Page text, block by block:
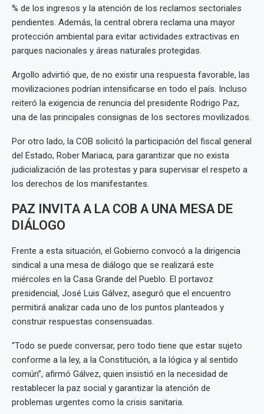
% de los ingresos y la atención de los reclamos sectoriales
pendientes. Además, la central obrera reclama una mayor
protección ambiental para evitar actividades extractivas en
parques nacionales y áreas naturales protegidas.
Argollo advirtió que, de no existir una respuesta favorable, las
movilizaciones podrían intensificarse en todo el país. Incluso
reiteró la exigencia de renuncia del presidente Rodrigo Paz,
una de las principales consignas de los sectores movilizados.
Por otro lado, la COB solicitó la participación del fiscal general
del Estado, Rober Mariaca, para garantizar que no exista
judicialización de las protestas y para supervisar el respeto a
los derechos de los manifestantes.
PAZ INVITA A LA COB A UNA MESA DE
DIÁLOGO
Frente a esta situación, el Gobierno convocó a la dirigencia
sindical a una mesa de diálogo que se realizará este
miércoles en la Casa Grande del Pueblo. El portavoz
presidencial, José Luis Gálvez, aseguró que el encuentro
permitirá analizar cada uno de los puntos planteados y
construir respuestas consensuadas.
“Todo se puede conversar, pero todo tiene que estar sujeto
conforme a la ley, a la Constitución, a la lógica y al sentido
común”, afirmó Gálvez, quien insistió en la necesidad de
restablecer la paz social y garantizar la atención de
problemas urgentes como la crisis sanitaria.